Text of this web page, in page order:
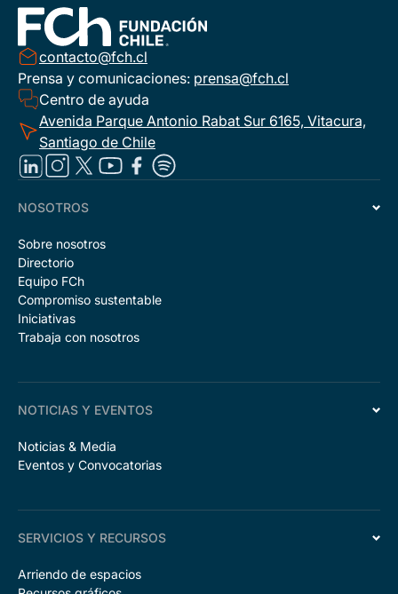
contacto@fch.cl
Prensa y comunicaciones: prensa@fch.cl
Centro de ayuda
Avenida Parque Antonio Rabat Sur 6165, Vitacura,
Santiago de Chile
NOSOTROS
Sobre nosotros
Directorio
Equipo FCh
Compromiso sustentable
Iniciativas
Trabaja con nosotros
NOTICIAS Y EVENTOS
Noticias & Media
Eventos y Convocatorias
SERVICIOS Y RECURSOS
Arriendo de espacios